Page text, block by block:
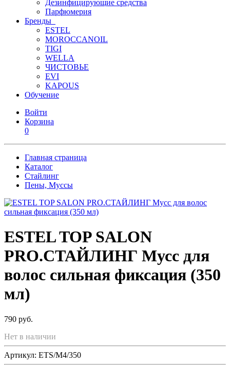
Дезинфицирующие средства
Парфюмерия
Бренды
ESTEL
MOROCCANOIL
TIGI
WELLA
ЧИСТОВЬЕ
EVI
KAPOUS
Обучение
Войти
Корзина
0
Главная страница
Каталог
Стайлинг
Пены, Муссы
ESTEL TOP SALON
PRO.СТАЙЛИНГ Мусс для
волос сильная фиксация (350
мл)
790 руб.
Нет в наличии
Артикул: ETS/M4/350